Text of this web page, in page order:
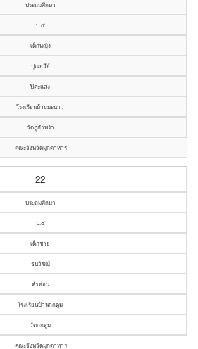
ประถมศึกษา
ป.๕
เด็กหญิง
ปุณยวีย์
ปิตะแสง
โรงเรียนบ้านมะนาว
วัดภูกำพร้า
คณะจังหวัดมุกดาหาร
22
ประถมศึกษา
ป.๕
เด็กชาย
ธนวิชญ์
คำอ่อน
โรงเรียนบ้านกกตูม
วัดกกตูม
คณะจังหวัดมุกดาหาร